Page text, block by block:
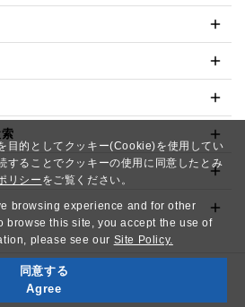
目的としてクッキー(Cookie)を使用してい
することでクッキーの使用に同意したとみ
リシー をご覧ください。
browsing experience and for other
browse this site, you accept the use of
please see our Site Policy.
同意する
Agree
CO.,LTD. All Rights Reserved.